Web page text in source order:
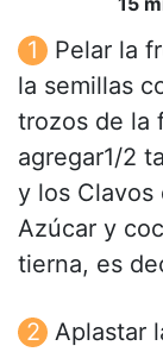
Pelar la
la semillas
trozos de la
agregar1/2
y los Clavos
Azúcar y
tierna, es
Aplastar